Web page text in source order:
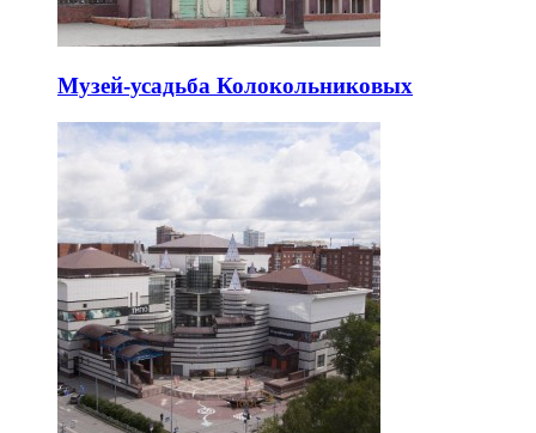
Музей-усадьба Колокольниковых